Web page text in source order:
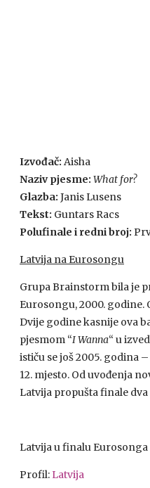
Izvođač: Aisha
Naziv pjesme: What for?
Glazba: Janis Lusens
Tekst: Guntars Racs
Polufinale i redni broj:
Latvija na Eurosongu
Grupa Brainstorm bila je
Eurosongu, 2000. godine.
Dvije godine kasnije ova
pjesmom “I Wanna“ u
ističu se još 2005. godina
12. mjesto. Od uvođenja
Latvija propušta finale dva
Latvija u finalu Eurosonga
Profil: Latvija